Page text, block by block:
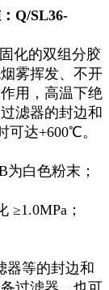
Q/SL36-
化的双组分胶
雾挥发、不开
用，高温下绝
滤器的封边和
可达+600℃。
白色粉末；
≥1.0MPa；
器等的封边和